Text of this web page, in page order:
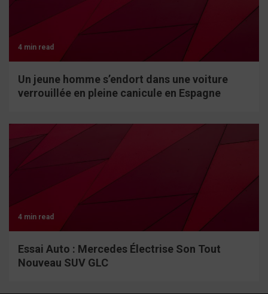
4 min read
Un jeune homme s’endort dans une voiture
verrouillée en pleine canicule en Espagne
4 min read
Essai Auto : Mercedes Électrise Son Tout
Nouveau SUV GLC